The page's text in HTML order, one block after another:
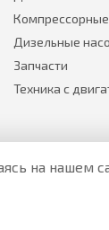
Дизельные
Запчасти
Техника с
на нашем